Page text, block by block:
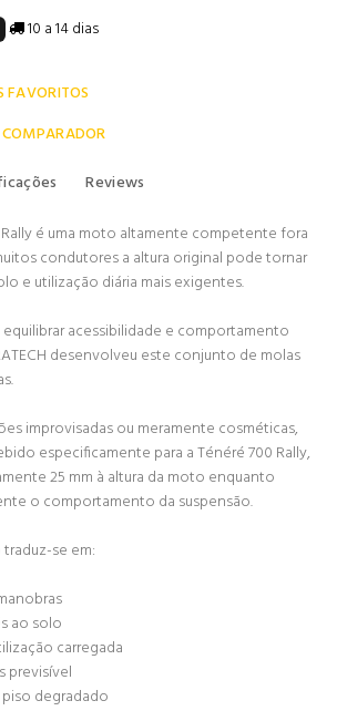
10 a 14 dias
FAVORITOS
Reviews
é uma moto altamente competente fora
condutores a altura original pode tornar
e utilização diária mais exigentes.
acessibilidade e comportamento
desenvolveu este conjunto de molas
improvisadas ou meramente cosméticas,
especificamente para a Ténéré 700 Rally,
25 mm à altura da moto enquanto
o comportamento da suspensão.
se em:
ao solo
carregada
previsível
degradado